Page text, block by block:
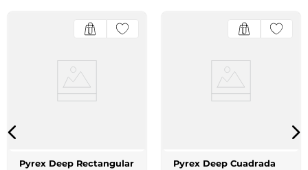
Pyrex Deep Rectangular
Pyrex Deep Cuadrada